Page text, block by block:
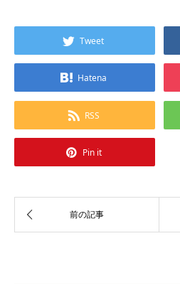
Tweet
Hatena
RSS
Pin it